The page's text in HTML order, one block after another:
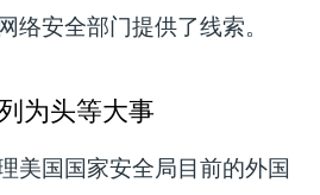
络安全部门提供了线索。
为头等大事
美国国家安全局目前的外国